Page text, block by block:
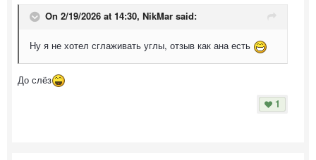
On 2/19/2026 at 14:30, NikMar said:
Ну я не хотел сглаживать углы, отзыв как ана есть
До слёз
1